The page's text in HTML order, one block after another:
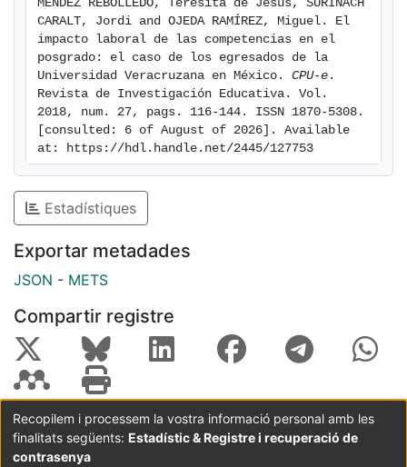
MENDEZ REBOLLEDO, Teresita de Jesús, SURIÑACH
CARALT, Jordi and OJEDA RAMÍREZ, Miguel. El
impacto laboral de las competencias en el
posgrado: el caso de los egresados de la
Universidad Veracruzana en México. CPU-e .
Revista de Investigación Educativa. Vol.
2018, num. 27, pags. 116-144. ISSN 1870-5308.
[consulted: 6 of August of 2026]. Available
at: https://hdl.handle.net/2445/127753
Estadístiques
Exportar metadades
JSON - METS
Compartir registre
Coordinació:CRAI UB Avís legal
Metadades
subjectes a:
Recopilem i processem la vostra informació personal amb les
finalitats següents: Estadístic & Registre i recuperació de
contrasenya